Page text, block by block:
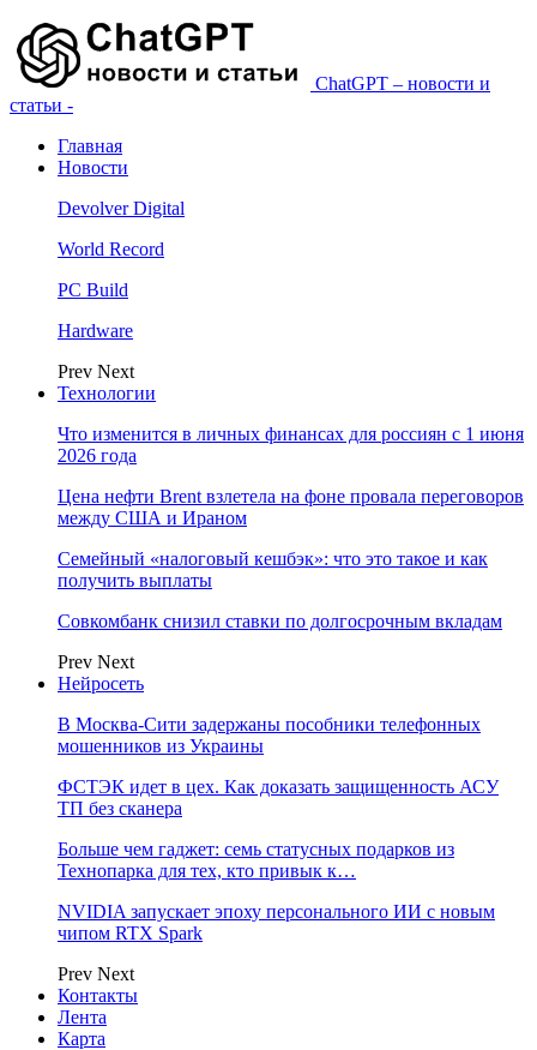
ChatGPT – новости и
статьи -
Главная
Новости
Devolver Digital
World Record
PC Build
Hardware
Prev Next
Технологии
Что изменится в личных финансах для россиян с 1 июня
2026 года
Цена нефти Brent взлетела на фоне провала переговоров
между США и Ираном
Семейный «налоговый кешбэк»: что это такое и как
получить выплаты
Совкомбанк снизил ставки по долгосрочным вкладам
Prev Next
Нейросеть
В Москва-Сити задержаны пособники телефонных
мошенников из Украины
ФСТЭК идет в цех. Как доказать защищенность АСУ
ТП без сканера
Больше чем гаджет: семь статусных подарков из
Технопарка для тех, кто привык к…
NVIDIA запускает эпоху персонального ИИ с новым
чипом RTX Spark
Prev Next
Контакты
Лента
Карта